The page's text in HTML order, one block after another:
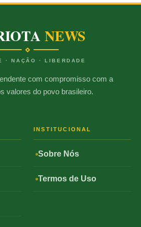
NEWS
· NAÇÃO · LIBERDADE
com compromisso com a
valores do povo brasileiro.
INSTITUCIONAL
Sobre Nós
Termos de Uso